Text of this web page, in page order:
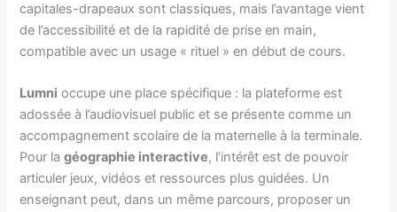
capitales-drapeaux sont classiques, mais l’avantage vient
de l’accessibilité et de la rapidité de prise en main,
compatible avec un usage « rituel » en début de cours.
Lumni occupe une place spécifique : la plateforme est
adossée à l’audiovisuel public et se présente comme un
accompagnement scolaire de la maternelle à la terminale.
Pour lagéographie interactive, l’intérêt est de pouvoir
articuler jeux, vidéos et ressources plus guidées. Un
enseignant peut, dans un même parcours, proposer un